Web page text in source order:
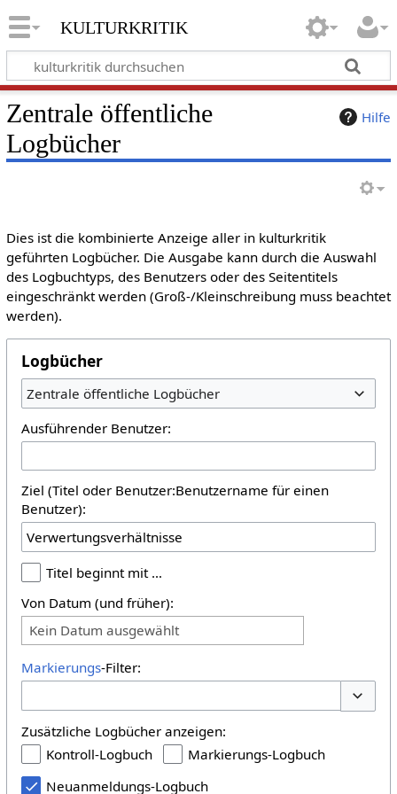
kulturkritik
Hilfe
Zentrale öffentliche
Logbücher
Dies ist die kombinierte Anzeige aller in kulturkritik
geführten Logbücher. Die Ausgabe kann durch die Auswahl
des Logbuchtyps, des Benutzers oder des Seitentitels
eingeschränkt werden (Groß-/Kleinschreibung muss beachtet
werden).
Logbücher
Zentrale öffentliche Logbücher
Ausführender Benutzer:
Ziel (Titel oder Benutzer:Benutzername für einen
Benutzer):
Titel beginnt mit …
Von Datum (und früher):
Kein Datum ausgewählt
Markierungs-Filter:
Zusätzliche Logbücher anzeigen:
Kontroll-Logbuch
Markierungs-Logbuch
Neuanmeldungs-Logbuch